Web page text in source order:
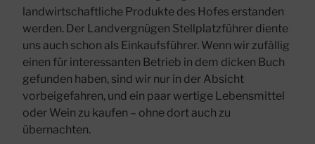
landwirtschaftliche Produkte des Hofes erstanden
werden. Der Landvergnügen Stellplatzführer diente
uns auch schon als Einkaufsführer. Wenn wir zufällig
einen für interessanten Betrieb in dem dicken Buch
gefunden haben, sind wir nur in der Absicht
vorbeigefahren, und ein paar wertige Lebensmittel
oder Wein zu kaufen – ohne dort auch zu
übernachten.